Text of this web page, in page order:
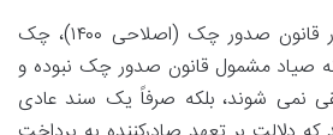
ماده ۲۱ مکرر قانون صدور چک (اصلاحی ۱۴۰۰)، چک
صیادمشمول قانون صدور چک نبوده و
نمی شوند، بلکه صرفاً یک سند عادی